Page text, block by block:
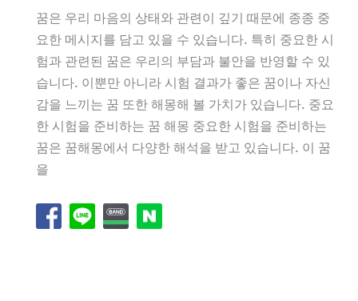
꿈은 우리 마음의 상태와 관련이 깊기 때문에 종종 중
요한 메시지를 담고 있을 수 있습니다. 특히 중요한 시
험과 관련된 꿈은 우리의 부담과 불안을 반영할 수 있
습니다. 이뿐만 아니라 시험 결과가 좋은 꿈이나 자신
감을 느끼는 꿈 또한 해몽해 볼 가치가 있습니다. 중요
한 시험을 준비하는 꿈 해몽 중요한 시험을 준비하는
꿈은 꿈해몽에서 다양한 해석을 받고 있습니다. 이 꿈
을